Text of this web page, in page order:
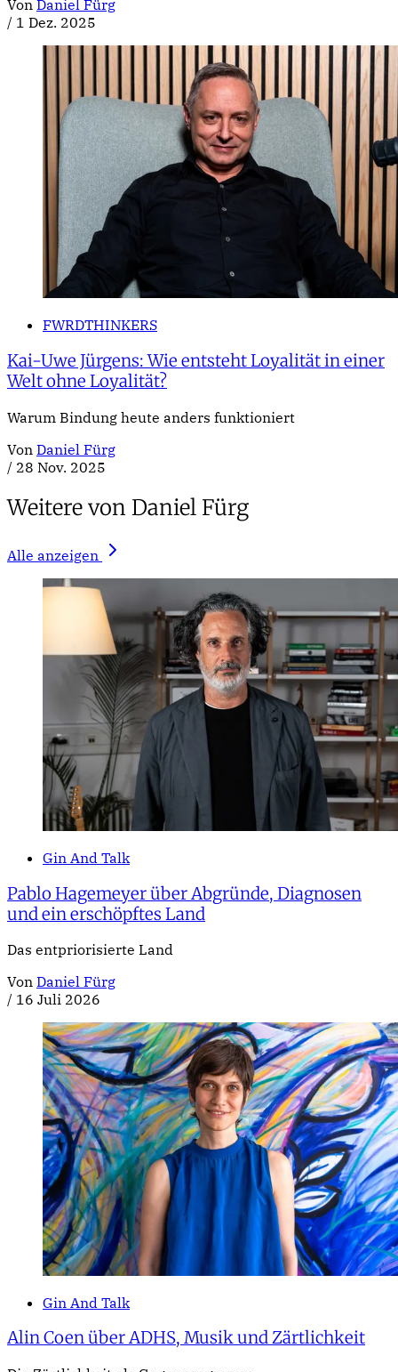
Von Daniel Fürg
/ 1 Dez. 2025
FWRDTHINKERS
Kai-Uwe Jürgens: Wie entsteht Loyalität in einer
Welt ohne Loyalität?
Warum Bindung heute anders funktioniert
Von Daniel Fürg
/ 28 Nov. 2025
Weitere von Daniel Fürg
Alle anzeigen
Gin And Talk
Pablo Hagemeyer über Abgründe, Diagnosen
und ein erschöpftes Land
Das entpriorisierte Land
Von Daniel Fürg
/ 16 Juli 2026
Gin And Talk
Alin Coen über ADHS, Musik und Zärtlichkeit